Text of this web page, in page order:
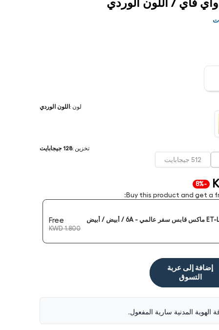
فاي / اللون الوردي
لون : اللون الوردي
تخزين :128 جيجابايت
512 جيجابايت
-8%
Buy this product and get a
Free
KWD 1.800
إضافة إلى عربة
التسوق
الهوية المدنية سارية المفعول.